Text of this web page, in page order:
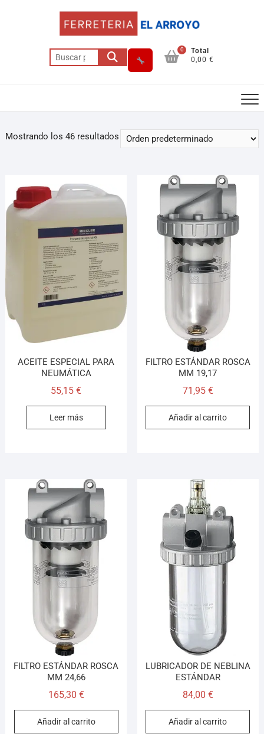
0
Total
0,00 €
Mostrando los 46 resultados
ACEITE ESPECIAL PARA
NEUMÁTICA
55,15€
Leer más
FILTRO ESTÁNDAR ROSCA
MM 19,17
71,95 €
Añadir al carrito
FILTRO ESTÁNDAR ROSCA
MM 24,66
165,30 €
Añadir al carrito
LUBRICADOR DE NEBLINA
ESTÁNDAR
84,00 €
Añadir al carrito
Asesor El Arroyo
En línea · responde en segundos
WhatsApp Cómo llegar
aunque no sepas el nombre exacto